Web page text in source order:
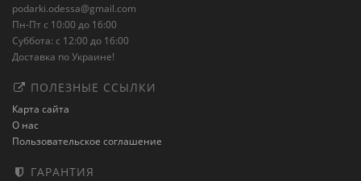
podarki.odessa@gmail.com
Пн-Пт с 10:00 до 16:00
Суббота: с 12:00 до 16:00
Доставка по Украине!
ПОЛЕЗНЫЕ ССЫЛКИ
Карта сайта
О нас
Пользовательское соглашение
ГАРАНТИЯ